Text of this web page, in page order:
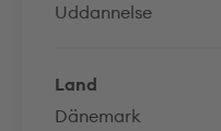
Uddannelse
Land
Dänemark